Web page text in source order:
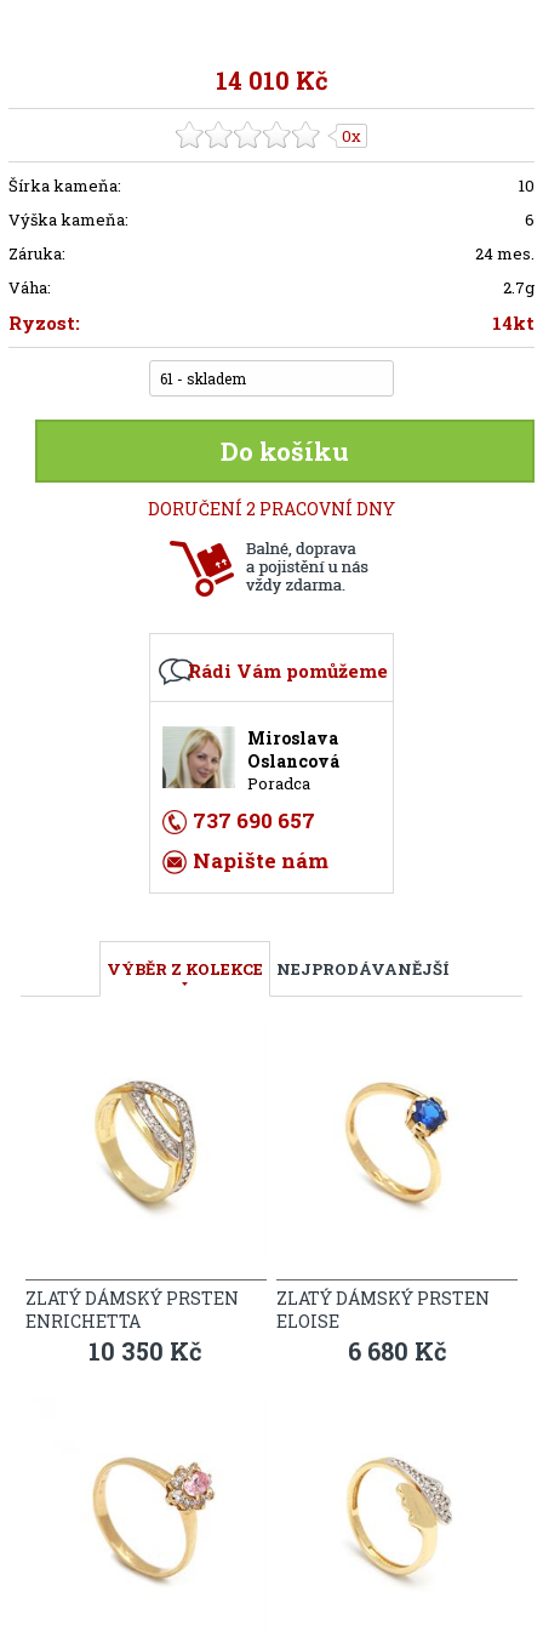
14 010 Kč
0x
Šírka kameňa:
10
Výška kameňa:
6
Záruka:
24 mes.
Váha:
2.7g
Ryzost: 14kt
61 - skladem
Do košíku
DORUČENÍ 2 PRACOVNÍ DNY
Rádi Vám pomůžeme
Miroslava
Oslancová
Poradca
737 690 657
Napište nám
VÝBĚR Z KOLEKCE NEJPRODÁVANĚJŠÍ
ZLATÝ DÁMSKÝ PRSTEN
ENRICHETTA
10 350 Kč
ZLATÝ DÁMSKÝ PRSTEN
ELOISE
6 680 Kč